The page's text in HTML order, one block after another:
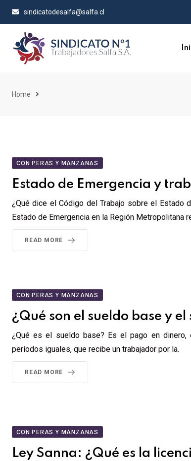
sindicatodesalfa@salfa.cl
Home
CON PERAS Y MANZANAS
Estado de Emergencia y
¿Qué dice el Código del Trabajo sobre el Estado
Estado de Emergencia en la Región Metropolitana
READ MORE
CON PERAS Y MANZANAS
¿Qué son el sueldo base y
¿Qué es el sueldo base? Es el pago en dinero,
períodos iguales, que recibe un trabajador por la.
READ MORE
CON PERAS Y MANZANAS
Ley Sanna: ¿Qué es la